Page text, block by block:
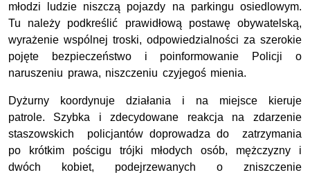
młodzi ludzie niszczą pojazdy na parkingu osiedlowym.
Tu należy podkreślić prawidłową postawę obywatelską,
wyrażenie wspólnej troski, odpowiedzialności za szerokie
pojęte bezpieczeństwo i poinformowanie Policji o
naruszeniu prawa, niszczeniu czyjegoś mienia.
Dyżurny koordynuje działania i na miejsce kieruje
patrole. Szybka i zdecydowane reakcja na zdarzenie
staszowskich policjantów doprowadza do zatrzymania
po krótkim pościgu trójki młodych osób, mężczyzny i
dwóch kobiet, podejrzewanych o zniszczenie